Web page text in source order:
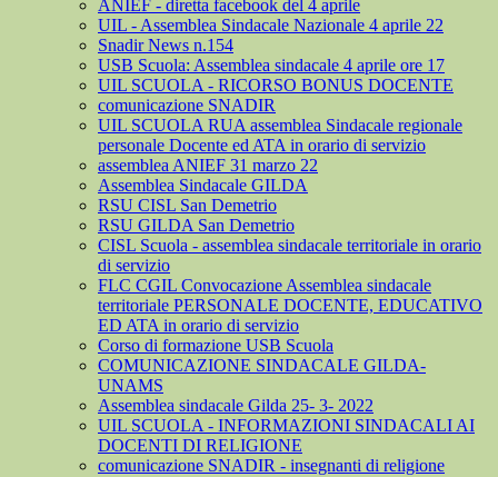
ANIEF - diretta facebook del 4 aprile
UIL - Assemblea Sindacale Nazionale 4 aprile 22
Snadir News n.154
USB Scuola: Assemblea sindacale 4 aprile ore 17
UIL SCUOLA - RICORSO BONUS DOCENTE
comunicazione SNADIR
UIL SCUOLA RUA assemblea Sindacale regionale
personale Docente ed ATA in orario di servizio
assemblea ANIEF 31 marzo 22
Assemblea Sindacale GILDA
RSU CISL San Demetrio
RSU GILDA San Demetrio
CISL Scuola - assemblea sindacale territoriale in orario
di servizio
FLC CGIL Convocazione Assemblea sindacale
territoriale PERSONALE DOCENTE, EDUCATIVO
ED ATA in orario di servizio
Corso di formazione USB Scuola
COMUNICAZIONE SINDACALE GILDA-
UNAMS
Assemblea sindacale Gilda 25- 3- 2022
UIL SCUOLA - INFORMAZIONI SINDACALI AI
DOCENTI DI RELIGIONE
comunicazione SNADIR - insegnanti di religione